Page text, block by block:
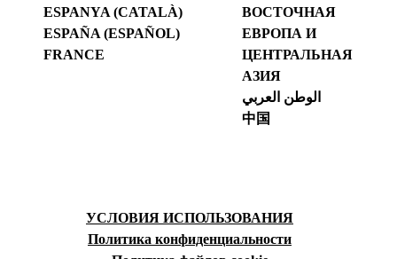
ESPANYA (CATALÀ)
ESPAÑA (ESPAÑOL)
FRANCE
ВОСТОЧНАЯ
ЕВРОПА И
ЦЕНТРАЛЬНАЯ
АЗИЯ
الوطن العربي
中国
УСЛОВИЯ ИСПОЛЬЗОВАНИЯ
Политика конфиденциальности